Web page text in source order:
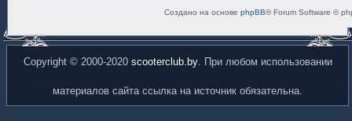
Создано на основе phpBB® Forum Software ©
Copyright © 2000-2020 scooterclub.by. При любом использовании
материалов сайта ссылка на источник обязательна.